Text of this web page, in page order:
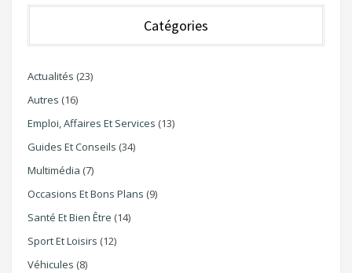
Catégories
Actualités (23)
Autres (16)
Emploi, Affaires Et Services (13)
Guides Et Conseils (34)
Multimédia (7)
Occasions Et Bons Plans (9)
Santé Et Bien Être (14)
Sport Et Loisirs (12)
Véhicules (8)